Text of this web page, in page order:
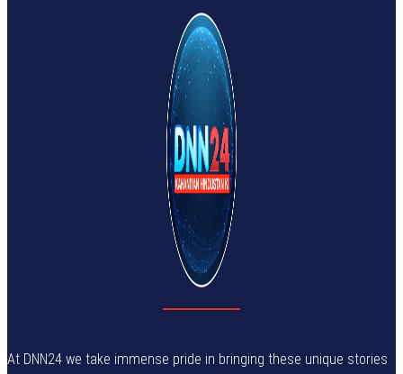
At DNN24 we take immense pride in bringing these unique stories